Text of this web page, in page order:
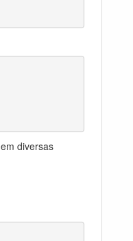
em diversas